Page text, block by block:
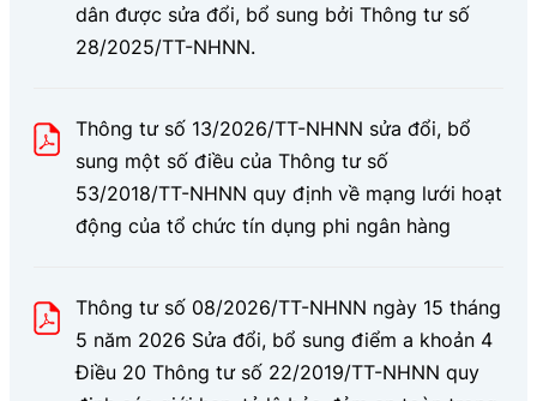
dân được sửa đổi, bổ sung bởi Thông tư số
28/2025/TT-NHNN.
Thông tư số 13/2026/TT-NHNN sửa đổi, bổ
sung một số điều của Thông tư số
53/2018/TT-NHNN quy định về mạng lưới hoạt
động của tổ chức tín dụng phi ngân hàng
Thông tư số 08/2026/TT-NHNN ngày 15 tháng
5 năm 2026 Sửa đổi, bổ sung điểm a khoản 4
Điều 20 Thông tư số 22/2019/TT-NHNN quy